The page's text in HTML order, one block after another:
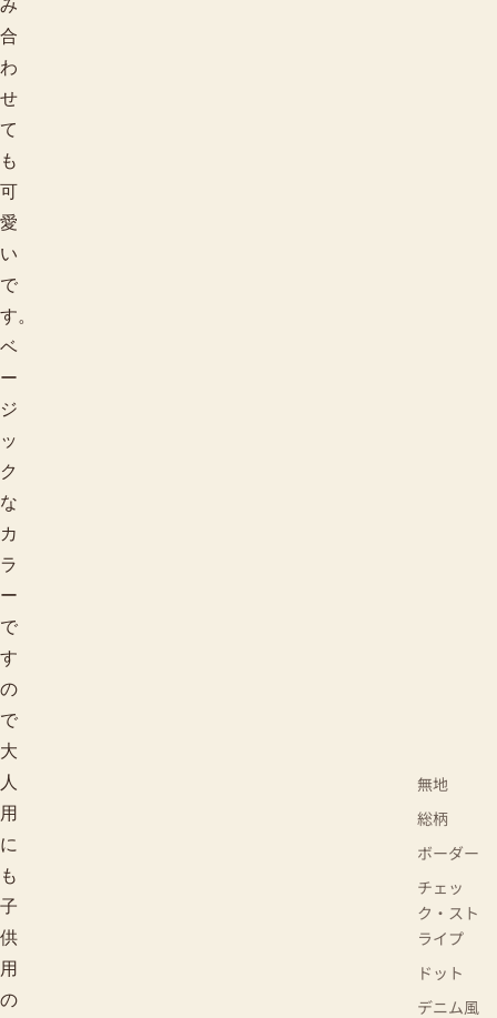
無地
総柄
ボーダー
チェッ
ク・スト
ライプ
ドット
デニム風
み
合
わ
せ
て
も
可
愛
い
で
す。
ベ
ー
ジ
ッ
ク
な
カ
ラ
ー
で
す
の
で
大
人
用
に
も
子
供
用
の